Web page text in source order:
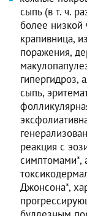
сыпь (в т. ч.
более низкой
крапивница,
поражения,
гипергидроз,
сыпь,
реакция с
симптомами*,
Джонсона*,